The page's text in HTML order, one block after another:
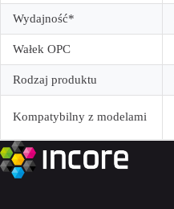
Wydajność*
Wałek OPC
Rodzaj produktu
Kompatybilny z modelami